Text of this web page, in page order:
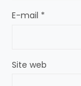
E-mail *
Site web